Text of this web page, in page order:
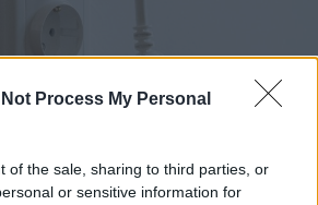
Not Process My Personal
of the sale, sharing to third parties, or
or sensitive information for